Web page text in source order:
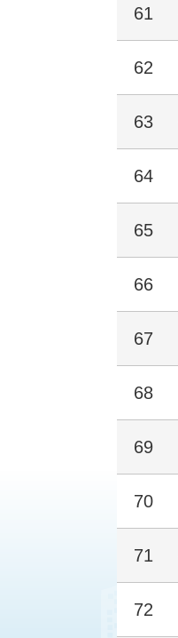
61
62
63
64
65
66
67
68
69
70
71
72